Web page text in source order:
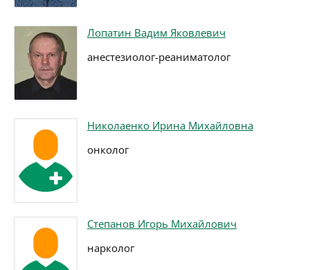
Лопатин Вадим Яковлевич
анестезиолог-реаниматолог
Николаенко Ирина Михайловна
онколог
Степанов Игорь Михайлович
нарколог